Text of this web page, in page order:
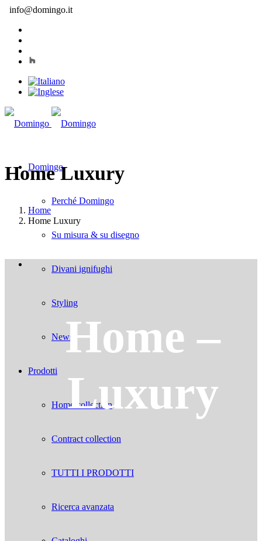
info@domingo.it
Domingo
Perché Domingo
Su misura & su disegno
Divani ignifughi
Styling
News
Prodotti
Home collection
Contract collection
TUTTI I PRODOTTI
Ricerca avanzata
Home Luxury
Home
Home Luxury
Home –
Luxury